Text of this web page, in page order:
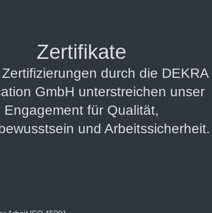
Zertifikate
durch die DEKRA
GmbH unterstreichen unser
Engagement für Qualität,
und Arbeitssicherheit.